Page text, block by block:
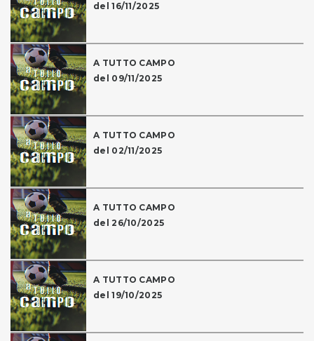
del 16/11/2025
A TUTTO CAMPO
del 09/11/2025
A TUTTO CAMPO
del 02/11/2025
A TUTTO CAMPO
del 26/10/2025
A TUTTO CAMPO
del 19/10/2025